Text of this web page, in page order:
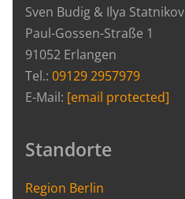
Sven Budig & Ilya Statnikov
Paul-Gossen-Straße 1
91052 Erlangen
Tel.: 09129 2957979
E-Mail: [email protected]
Standorte
Region Berlin